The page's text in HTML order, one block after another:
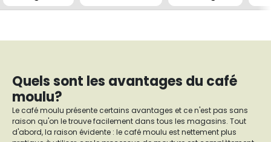
Quels sont les avantages du café
moulu?
Le café moulu présente certains avantages et ce n'est pas sans
raison qu'on le trouve facilement dans tous les magasins. Tout
d'abord, la raison évidente : le café moulu est nettement plus